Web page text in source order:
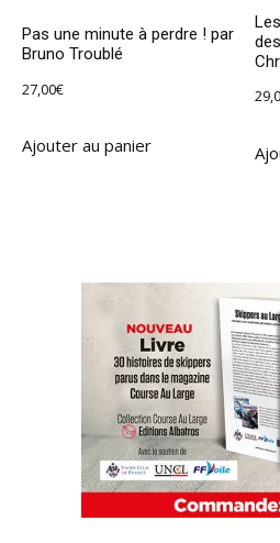
Pas une minute à perdre ! par
Bruno Troublé
27,00€
Ajouter au panier